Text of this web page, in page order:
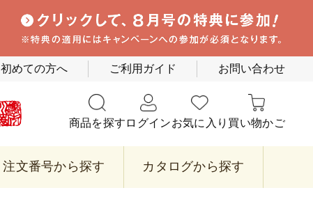
初めての方へ ご利用ガイド お問い合わせ
商品を探す ログインお気に入り 買い物かご
注文番号から探す カタログから探す